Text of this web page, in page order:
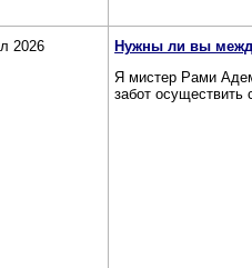
2026
Нужны ли вы
Я мистер Рами
забот